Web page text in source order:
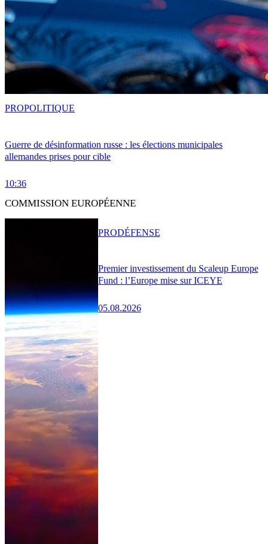
Guerre de désinformation russe : les élections municipales
allemandes prises pour cible
10:36
PROPOLITIQUE
COMMISSION EUROPÉENNE
Premier investissement du Scaleup Europe
Fund : l’Europe mise sur ICEYE
05.08.2026
PRODÉFENSE